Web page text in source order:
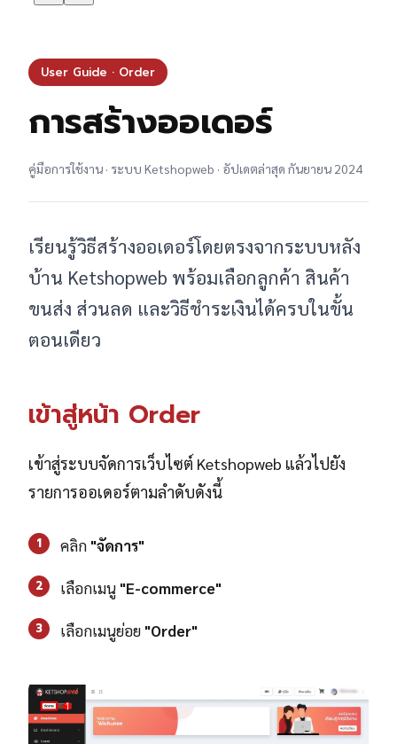
User Guide · Order
การสร้างออเดอร์
คู่มือการใช้งาน · ระบบ Ketshopweb · อัปเดตล่าสุด กันยายน 2024
เรียนรู้วิธีสร้างออเดอร์โดยตรงจากระบบหลัง
บ้าน Ketshopweb พร้อมเลือกลูกค้า สินค้า
ขนส่ง ส่วนลด และวิธีชำระเงินได้ครบในขั้น
ตอนเดียว
เข้าสู่หน้า Order
เข้าสู่ระบบจัดการเว็บไซต์ Ketshopweb แล้วไปยัง
รายการออเดอร์ตามลำดับดังนี้
1 คลิก "จัดการ"
2 เลือกเมนู "E-commerce"
3 เลือกเมนูย่อย "Order"